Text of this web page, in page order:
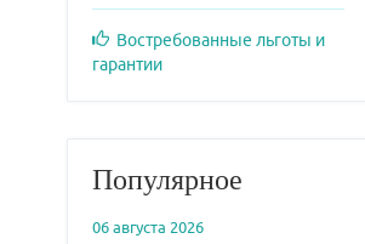
Востребованные льготы и
гарантии
Популярное
06 августа 2026